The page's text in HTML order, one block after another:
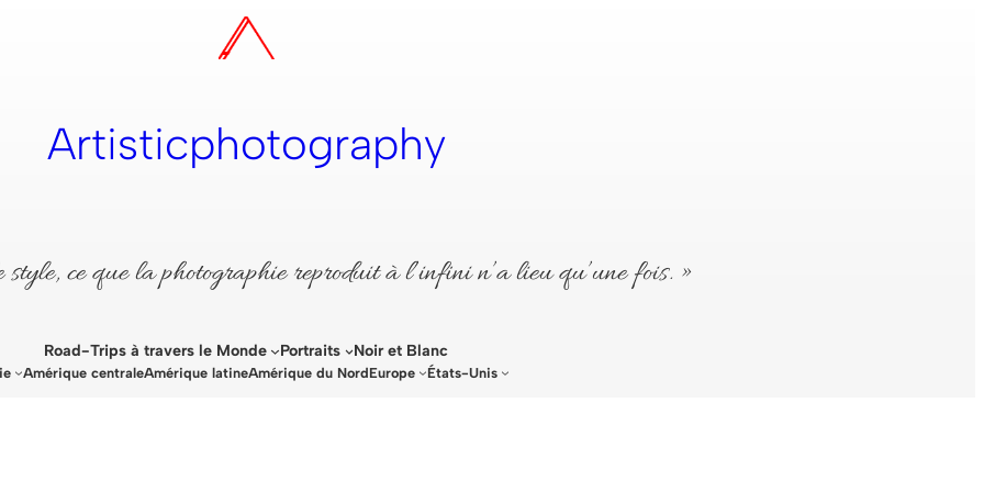
Artisticphotography
ce que la photographie reproduit à l’infini n’a lieu qu’une fois. »
Road-Trips à travers le Monde Portraits Noir et Blanc
Amérique centraleAmérique latineAmérique du NordEurope États-Unis